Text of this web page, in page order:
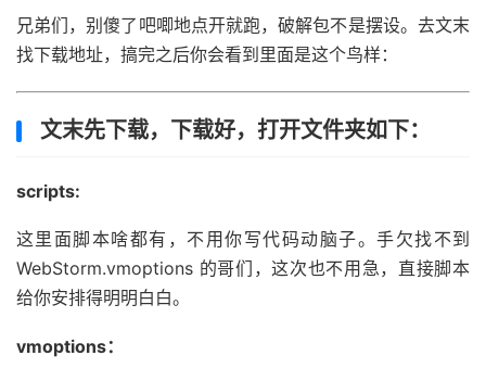
兄弟们，别傻了吧唧地点开就跑，破解包不是摆设。去文末
找下载地址，搞完之后你会看到里面是这个鸟样：
文末先下载，下载好，打开文件夹如下：
scripts:
这里面脚本啥都有，不用你写代码动脑子。手欠找不到
WebStorm.vmoptions 的哥们，这次也不用急，直接脚本
给你安排得明明白白。
vmoptions：